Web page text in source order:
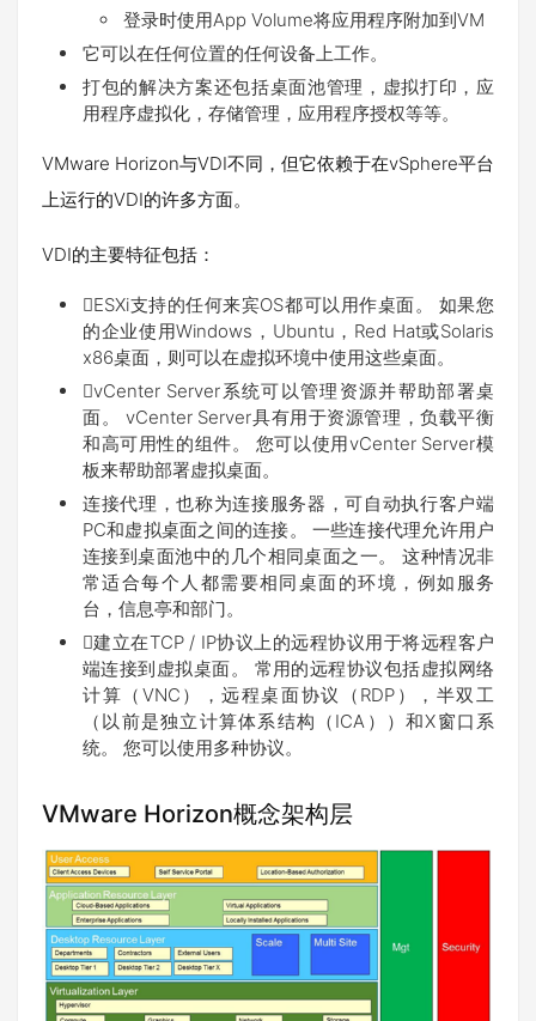
登录时使用App Volume将应用程序附加到VM
它可以在任何位置的任何设备上工作。
打包的解决方案还包括桌面池管理，虚拟打印，应
用程序虚拟化，存储管理，应用程序授权等等。
VMware Horizon与VDI不同，但它依赖于在vSphere平台
上运行的VDI的许多方面。
VDI的主要特征包括：
ESXi支持的任何来宾OS都可以用作桌面。 如果您
的企业使用Windows，Ubuntu，Red Hat或Solaris
x86桌面，则可以在虚拟环境中使用这些桌面。
vCenter Server系统可以管理资源并帮助部署桌
面。 vCenter Server具有用于资源管理，负载平衡
和高可用性的组件。 您可以使用vCenter Server模
板来帮助部署虚拟桌面。
连接代理，也称为连接服务器，可自动执行客户端
PC和虚拟桌面之间的连接。 一些连接代理允许用户
连接到桌面池中的几个相同桌面之一。 这种情况非
常适合每个人都需要相同桌面的环境，例如服务
台，信息亭和部门。
建立在TCP / IP协议上的远程协议用于将远程客户
端连接到虚拟桌面。 常用的远程协议包括虚拟网络
计算（VNC），远程桌面协议（RDP），半双工
（以前是独立计算体系结构（ICA））和X窗口系
统。 您可以使用多种协议。
VMware Horizon概念架构层